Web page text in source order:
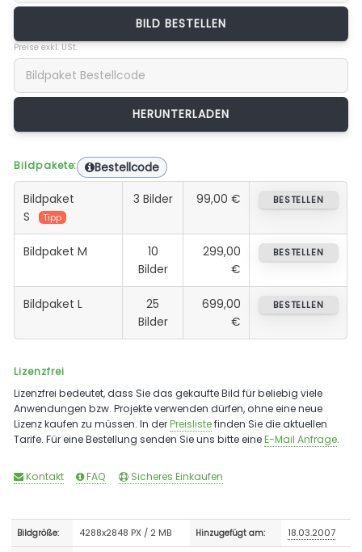
BILD BESTELLEN
Preise exkl. USt.
Bildpakete: Bestellcode
Bildpaket
S
Tipp
3 Bilder 99,00 € BESTELLEN
Bildpaket M
10
Bilder
299,00
€
BESTELLEN
Bildpaket L
25
Bilder
699,00
€
BESTELLEN
Lizenzfrei
Lizenzfrei bedeutet, dass Sie das gekaufte Bild für beliebig viele
Anwendungen bzw. Projekte verwenden dürfen, ohne eine neue
Lizenz kaufen zu müssen. In derPreislistefinden Sie die aktuellen
Tarife. Für eine Bestellung senden Sie uns bitte eineE-Mail Anfrage.
Kontakt FAQ Sicheres Einkaufen
Bildgröße: 4288x2848 PX / 2 MB Hinzugefügt am: 18.03.2007